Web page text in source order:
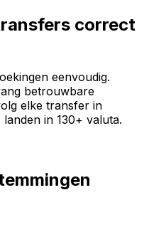
correct
eenvoudig.
betrouwbare
elke transfer in
in 130+ valuta.